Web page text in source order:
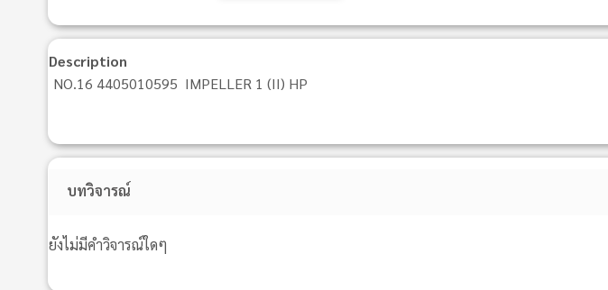
Description
NO.16 4405010595 IMPELLER 1 (II) HP
บทวิจารณ์
ยังไม่มีคำวิจารณ์ใดๆ